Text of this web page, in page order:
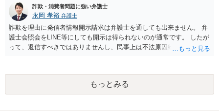
詐欺・消費者問題に強い弁護士
永岡 孝裕 弁護士
詐欺を理由に発信者情報開示請求は弁護士を通しても出来ません。 弁
護士会照会をLINE等にしても開示は得られないのが通常です。 したが
って、返信すべきではありませんし、民事上は不法原因給付となり返
件のようなパパ活のような案件においては警察が動くことは実務上少
なく、恥を忍んで相手方が警察へ相談したところで、いきなり逮捕さ
れる可能性は低く、あっても呼び出しの上事情聴取がまず行われるこ
とになります。 いずれにせよ、御本人から相手方へ返信するのは避け
もっとみる